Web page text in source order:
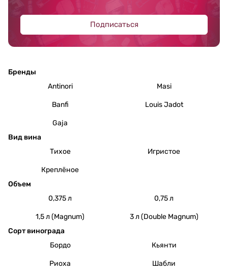
Подписаться
Бренды
Antinori
Masi
Banfi Louis Jadot
Gaja
Вид вина
Тихое
Игристое
Креплёное
Объем
0,375 л
0,75 л
1,5 л (Magnum)
3 л (Double Magnum)
Сорт винограда
Бордо
Кьянти
Риоха Шабли